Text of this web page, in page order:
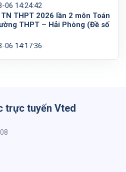
06 14:24:42
THPT 2026 lần 2 môn Toán
THPT – Hải Phòng (Đề số
06 14:17:36
trực tuyến Vted